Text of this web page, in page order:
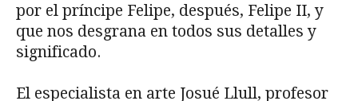
por el príncipe Felipe, después, Felipe II, y
que nos desgrana en todos sus detalles y
significado.
El especialista en arte Josué Llull, profesor